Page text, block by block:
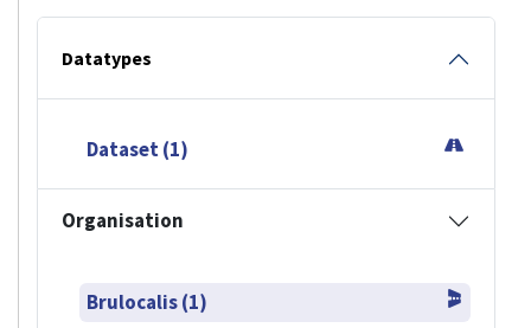
Datatypes
Dataset (1)
Organisation
Brulocalis (1)